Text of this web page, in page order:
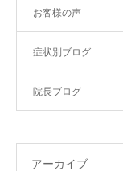
お客様の声
症状別ブログ
院長ブログ
アーカイブ